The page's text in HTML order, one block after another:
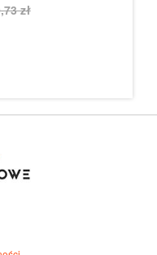
zł